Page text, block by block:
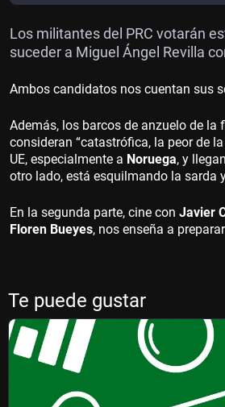
Los militantes del PRC votarán
suceder a Miguel Ángel Revilla
Ambos candidatos nos cuentan sus
Además, los barcos de anzuelo de
consideran “catastrófica, la peor de
UE, especialmente a Noruega, y
otro lado, está esquilmando la sarda
En la segunda parte, cine con Javier
Floren Bueyes, nos enseña a
Te puede gustar